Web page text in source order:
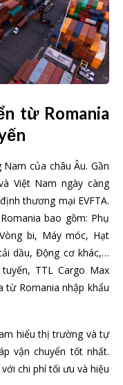
từ Romania
của châu Âu. Gần
Việt Nam ngày càng
thương mại EVFTA.
bao gồm: Phụ
bi, Máy móc, Hạt
dầu, Động cơ khác,…
TTL Cargo Max
từ Romania nhập khẩu
hiểu thị trường và tự
vận chuyển tốt nhất.
chi phí tối ưu và hiệu